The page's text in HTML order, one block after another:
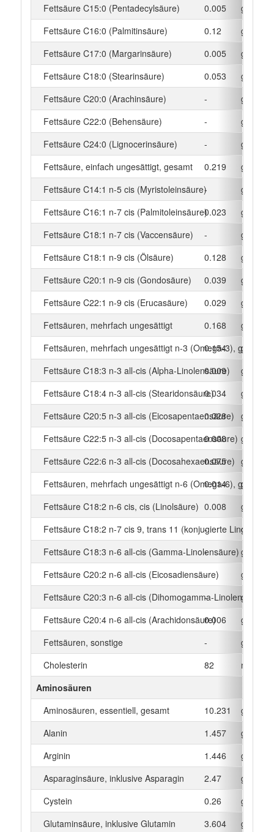
Fettsäure C15:0 (Pentadecylsäure)
0.005
g
Fettsäure C16:0 (Palmitinsäure)
0.12
g
Fettsäure C17:0 (Margarinsäure)
0.005
g
Fettsäure C18:0 (Stearinsäure)
0.053
g
Fettsäure C20:0 (Arachinsäure)
-
g
Fettsäure C22:0 (Behensäure)
-
g
Fettsäure C24:0 (Lignocerinsäure)
-
g
Fettsäure, einfach ungesättigt, gesamt
0.219
g
Fettsäure C14:1 n-5 cis (Myristoleinsäure)-
g
Fettsäure C16:1 n-7 cis (Palmitoleinsäure)0.023
g
Fettsäure C18:1 n-7 cis (Vaccensäure)
-
g
Fettsäure C18:1 n-9 cis (Ölsäure)
0.128
g
Fettsäure C20:1 n-9 cis (Gondosäure)
0.039
g
Fettsäure C22:1 n-9 cis (Erucasäure)
0.029
g
Fettsäuren, mehrfach ungesättigt
0.168
g
Fettsäuren, mehrfach ungesättigt n-3 (Omega-3), gesamt
0.154
g
Fettsäure C18:3 n-3 all-cis (Alpha-Linolensäure)
0.009
g
Fettsäure C18:4 n-3 all-cis (Stearidonsäure)0.034
g
Fettsäure C20:5 n-3 all-cis (Eicosapentaensäure)
0.028
g
Fettsäure C22:5 n-3 all-cis (Docosapentaensäure)
0.008
g
Fettsäure C22:6 n-3 all-cis (Docosahexaensäure)
0.075
g
Fettsäuren, mehrfach ungesättigt n-6 (Omega-6), gesamt
0.014
g
Fettsäure C18:2 n-6 cis, cis (Linolsäure) 0.008
g
Fettsäure C18:2 n-7 cis 9, trans 11 (konjugierte Linolsäure)
-
g
Fettsäure C18:3 n-6 all-cis (Gamma-Linolensäure)
-
g
Fettsäure C20:2 n-6 all-cis (Eicosadiensäure)
-
g
Fettsäure C20:3 n-6 all-cis (Dihomogamma-Linolensäure)
-
g
Fettsäure C20:4 n-6 all-cis (Arachidonsäure)0.006
g
Fettsäuren, sonstige
-
g
Cholesterin
82
mg
Aminosäuren
Aminosäuren, essentiell, gesamt
10.231
g
Alanin
1.457
g
Arginin
1.446
g
Asparaginsäure, inklusive Asparagin
2.47
g
Cystein
0.26
g
Glutaminsäure, inklusive Glutamin
3.604
g